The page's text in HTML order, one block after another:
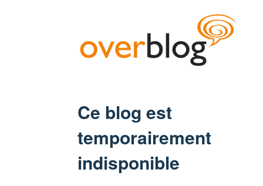
Ce blog est
temporairement
indisponible